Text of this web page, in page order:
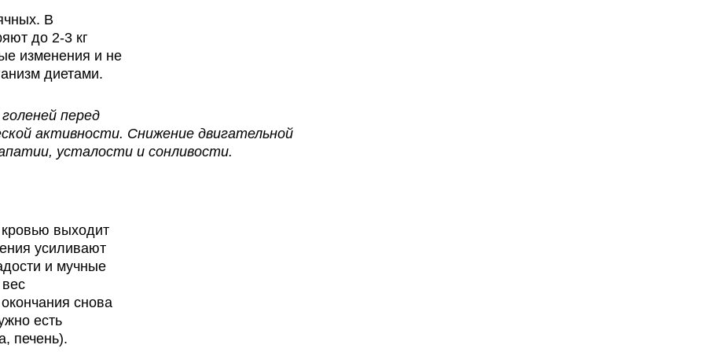
В
до 2-3 кг
изменения и не
диетами.
перед
активности. Снижение двигательной
усталости и сонливости.
выходит
усиливают
и мучные
снова
есть
печень).